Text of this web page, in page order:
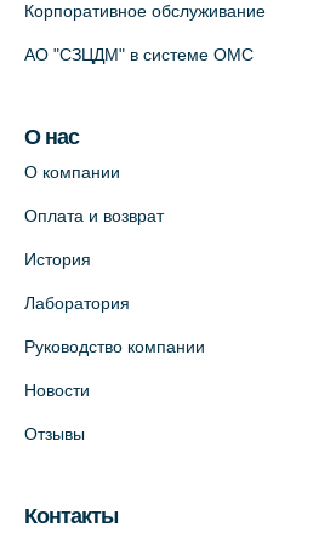
Корпоративное обслуживание
АО "СЗЦДМ" в системе ОМС
О нас
О компании
Оплата и возврат
История
Лаборатория
Руководство компании
Новости
Отзывы
Контакты